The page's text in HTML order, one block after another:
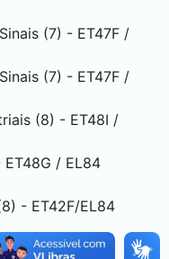
(7) - ET47F /
(7) - ET47F /
(8) - ET48I /
/ EL84
- ET42F/EL84
ET48A / EL84